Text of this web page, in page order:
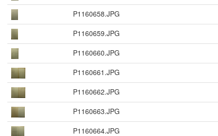
P1160658.JPG
P1160659.JPG
P1160660.JPG
P1160661.JPG
P1160662.JPG
P1160663.JPG
P1160664.JPG